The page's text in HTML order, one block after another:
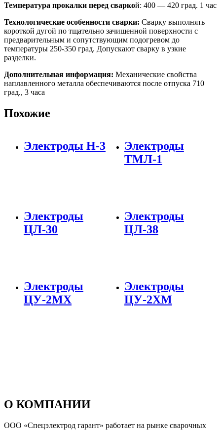
Температура прокалки перед сваркой: 400 — 420 град. 1 час
Технологические особенности сварки: Сварку выполнять
короткой дугой по тщательно зачищенной поверхности с
предварительным и сопутствующим подогревом до
температуры 250-350 град. Допускают сварку в узкие
разделки.
Дополнительная информация: Механические свойства
наплавленного металла обеспечиваются после отпуска 710
град., 3 часа
Похожие
Электроды Н-3
Электроды
ТМЛ-1
Электроды
ЦЛ-30
Электроды
ЦЛ-38
Электроды
ЦУ-2МХ
Электроды
ЦУ-2ХМ
О КОМПАНИИ
ООО «Спецэлектрод гарант» работает на рынке сварочных